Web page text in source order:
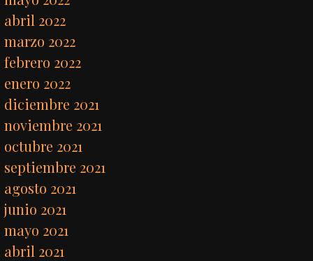
abril 2022
marzo 2022
febrero 2022
enero 2022
diciembre 2021
noviembre 2021
octubre 2021
septiembre 2021
agosto 2021
junio 2021
mayo 2021
abril 2021